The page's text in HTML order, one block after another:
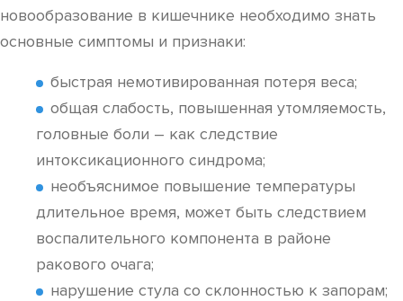
новообразование в кишечнике необходимо знать
основные симптомы и признаки:
быстрая немотивированная потеря веса;
общая слабость, повышенная утомляемость,
головные боли – как следствие
интоксикационного синдрома;
необъяснимое повышение температуры
длительное время, может быть следствием
воспалительного компонента в районе
ракового очага;
нарушение стула со склонностью к запорам;